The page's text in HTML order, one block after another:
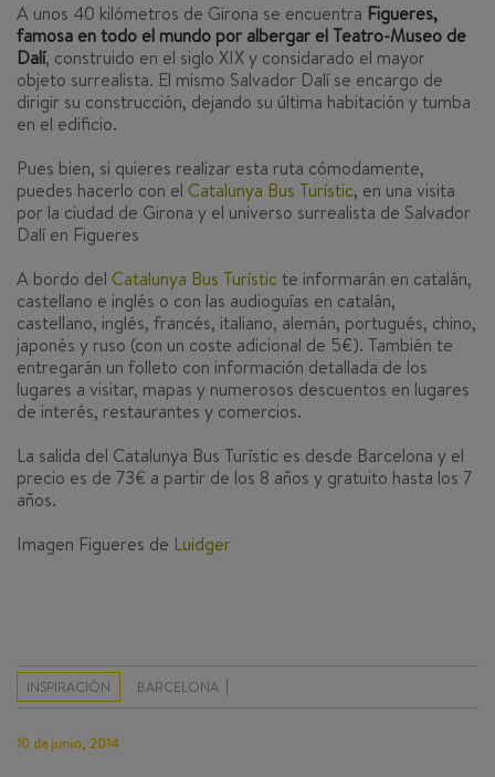
A unos 40 kilómetros de Girona se encuentra Figueres,
famosa en todo el mundo por albergar el Teatro-Museo de
Dalí, construido en el siglo XIX y considarado el mayor
objeto surrealista. El mismo Salvador Dalí se encargo de
dirigir su construcción, dejando su última habitación y tumba
en el edificio.
Pues bien, si quieres realizar esta ruta cómodamente,
puedes hacerlo con el Catalunya Bus Turístic, en una visita
por la ciudad de Girona y el universo surrealista de Salvador
Dalí en Figueres
A bordo del Catalunya Bus Turísticte informarán en catalán,
castellano e inglés o con las audioguías en catalán,
castellano, inglés, francés, italiano, alemán, portugués, chino,
japonés y ruso (con un coste adicional de 5€). También te
entregarán un folleto con información detallada de los
lugares a visitar, mapas y numerosos descuentos en lugares
de interés, restaurantes y comercios.
La salida del Catalunya Bus Turístic es desde Barcelona y el
precio es de 73€ a partir de los 8 años y gratuito hasta los 7
años.
Imagen Figueres de Luidger
INSPIRACIÓN BARCELONA
10 de junio, 2014